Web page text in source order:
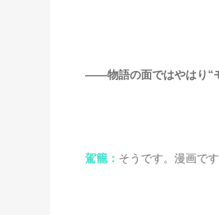
――物語の面ではやはり“
駕籠： そうです。漫画で